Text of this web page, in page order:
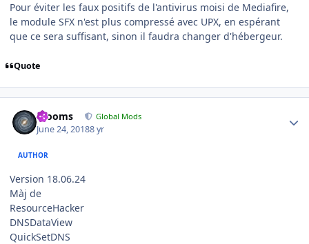
Pour éviter les faux positifs de l'antivirus moisi de Mediafire,
le module SFX n'est plus compressé avec UPX, en espérant
que ce sera suffisant, sinon il faudra changer d'hébergeur.
Quote
mooms Global Mods
June 24, 20188 yr
AUTHOR
Version 18.06.24
Màj de
ResourceHacker
DNSDataView
QuickSetDNS